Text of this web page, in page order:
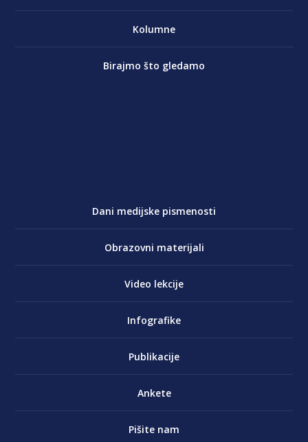
Kolumne
Birajmo što gledamo
Dani medijske pismenosti
Obrazovni materijali
Video lekcije
Infografike
Publikacije
Ankete
Pišite nam